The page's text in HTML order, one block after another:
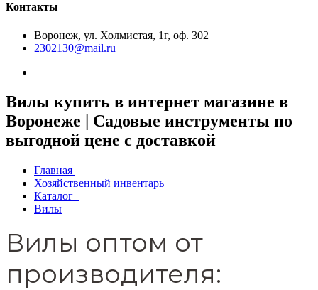
Контакты
Воронеж, ул. Холмистая, 1г, оф. 302
2302130@mail.ru
Вилы купить в интернет магазине в
Воронеже | Садовые инструменты по
выгодной цене с доставкой
Главная
Хозяйственный инвентарь
Каталог
Вилы
Вилы оптом от
производителя: